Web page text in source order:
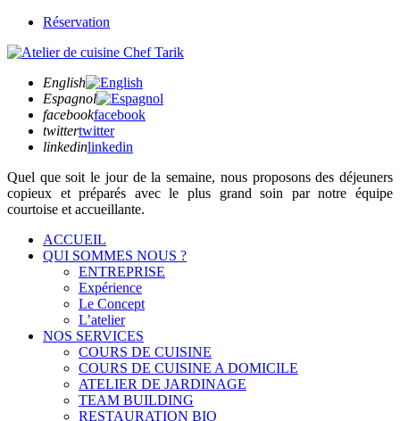
Réservation
English
Espagnol
facebookfacebook
twittertwitter
linkedinlinkedin
Quel que soitle jour de la semaine, nous proposons des déjeuners
copieux et préparés avec le plus grand soin par notre équipe
courtoise et accueillante.
ACCUEIL
QUI SOMMES NOUS ?
ENTREPRISE
Expérience
Le Concept
L’atelier
NOS SERVICES
COURS DE CUISINE
COURS DE CUISINE A DOMICILE
ATELIER DE JARDINAGE
TEAM BUILDING
RESTAURATION BIO